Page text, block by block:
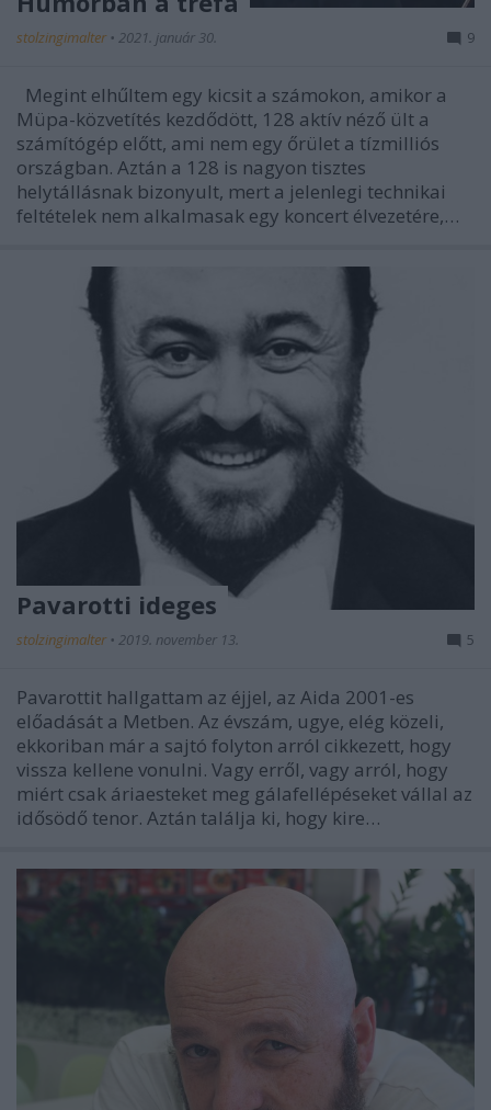
stolzingimalter • 2021. január 30. 9
Megint elhűltem egy kicsit a számokon, amikor a
Müpa-közvetítés kezdődött, 128 aktív néző ült a
számítógép előtt, ami nem egy őrület a tízmilliós
országban. Aztán a 128 is nagyon tisztes
helytállásnak bizonyult, mert a jelenlegi technikai
feltételek nem alkalmasak egy koncert élvezetére,…
Pavarotti ideges
stolzingimalter • 2019. november 13. 5
Pavarottit hallgattam az éjjel, az Aida 2001-es
előadását a Metben. Az évszám, ugye, elég közeli,
ekkoriban már a sajtó folyton arról cikkezett, hogy
vissza kellene vonulni. Vagy erről, vagy arról, hogy
miért csak áriaesteket meg gálafellépéseket vállal az
idősödő tenor. Aztán találja ki, hogy kire…